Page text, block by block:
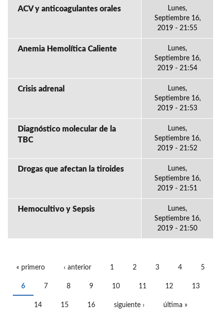
ACV y anticoagulantes orales
Lunes,
Septiembre 16,
2019 - 21:55
Anemia Hemolítica Caliente
Lunes,
Septiembre 16,
2019 - 21:54
Crisis adrenal
Lunes,
Septiembre 16,
2019 - 21:53
Diagnóstico molecular de la
TBC
Lunes,
Septiembre 16,
2019 - 21:52
Drogas que afectan la tiroides
Lunes,
Septiembre 16,
2019 - 21:51
Hemocultivo y Sepsis
Lunes,
Septiembre 16,
2019 - 21:50
« primero ‹ anterior 1 2 3 4 5
6 7 8 9 10 11 12 13
14 15 16 siguiente › última »